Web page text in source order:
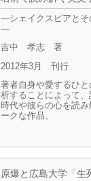
―シェイクスピアとそ
―
吉中 孝志 著
2012年3月 刊行
著者自身や愛するひ
析することによって
時代や彼らの心を読
ークな作品。
原爆と広島大学「生